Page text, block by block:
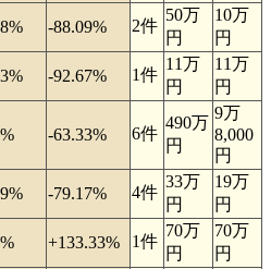
-88.09% 2件
50万
円
10万
円
-92.67% 1件
11万
円
11万
円
-63.33% 6件
490万
円
9万
8,000
円
-79.17% 4件
33万
円
19万
円
+133.33% 1件
70万
円
70万
円